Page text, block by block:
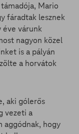
Mario
fáradtak lesznek
éve várunk
nagyon közel
is a pályán
a horvátok
aki gólerős
vezeti a
aggódnak, hogy